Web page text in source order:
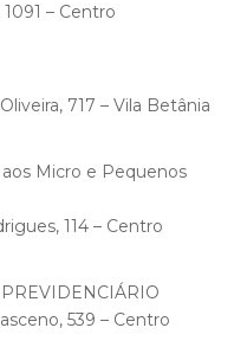
– Centro
717 – Vila Betânia
Micro e Pequenos
114 – Centro
539 – Centro